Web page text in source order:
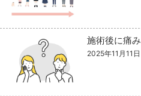
施術後に痛
2025年11月11日